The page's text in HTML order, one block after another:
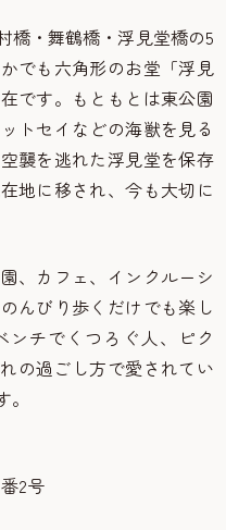
橋・舞鶴橋・浮見堂橋の5
でも六角形のお堂「浮見
です。もともとは東公園
トセイなどの海獣を見る
襲を逃れた浮見堂を保存
地に移され、今も大切に
、カフェ、インクルーシ
んびり歩くだけでも楽し
ンチでくつろぐ人、ピク
の過ごし方で愛されてい
2号